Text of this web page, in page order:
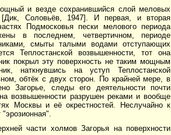
и везде сохранившийся слой меловых
Соловьёв, 1947]. И первая, и вторая
Подмосковья пески мелового периода
в последнем, четвертичном, периоде
смыты талыми водами отступающих
Теплостанской возвышенности, тот она
покрыл эту поверхность не таким мощным
наткнувшись на уступ Теплостанской
обтёк с двух сторон. По крайней мере, в
Загорье, следы его деятельности почти
возвышенности разрушен реками и вообще
Москвы и её окрестностей. Неслучайно к
части холмов Загорья на поверхности